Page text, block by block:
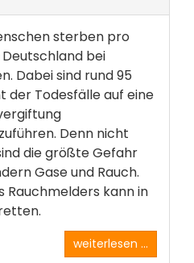
sterben pro
bei
Dabei sind rund 95
der Todesfälle auf eine
Denn nicht
die größte Gefahr
Gase und Rauch.
Rauchmelders kann in
weiterlesen ...